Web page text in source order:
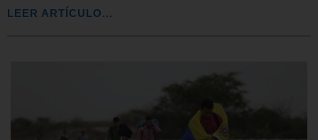
LEER ARTÍCULO...